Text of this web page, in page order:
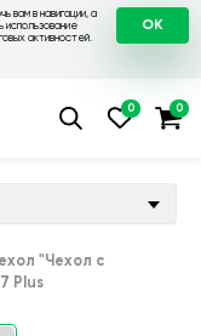
вам в навигации, а
использование
активностей.
OK
💛 Чехол для iPhone
"Чехол с
Plus